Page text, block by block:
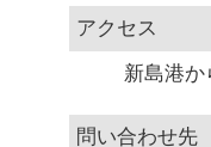
アクセス
新島港か
問い合わせ先